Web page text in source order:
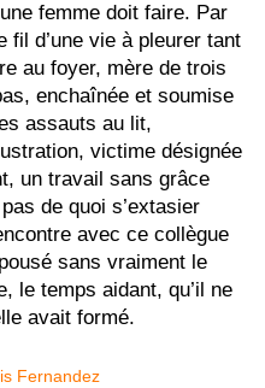
femme doit faire. Par
fil d’une vie à pleurer tant
au foyer, mère de trois
enchaînée et soumise
assauts au lit,
victime désignée
un travail sans grâce
de quoi s’extasier
avec ce collègue
sans vraiment le
le temps aidant, qu’il ne
avait formé.